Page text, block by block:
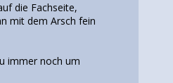
die Fachseite,
mit dem Arsch fein
immer noch um